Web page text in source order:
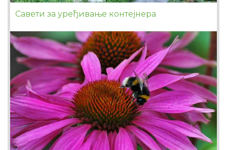
Савети за уређивање контејнера